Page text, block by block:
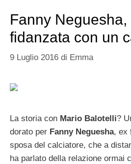
Fanny Neguesha,
fidanzata con un
9 Luglio 2016 di Emma
La storia con Mario Balotelli?
dorato per Fanny Neguesha, ex
sposa del calciatore, che a
ha parlato della relazione ormai